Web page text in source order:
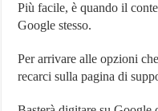
Più facile, è quando il
Google stesso.
Per arrivare alle opzioni
recarci sulla pagina di